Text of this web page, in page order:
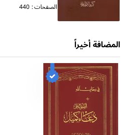
الصفحات : 440
المضافة أخيراً